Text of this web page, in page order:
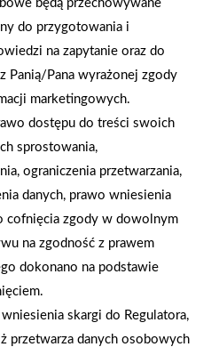
będą przechowywane
do przygotowania i
na zapytanie oraz do
Panią/Pana wyrażonej zgody
marketingowych.
dostępu do treści swoich
sprostowania,
ograniczenia przetwarzania,
danych, prawo wniesienia
cofnięcia zgody w dowolnym
na zgodność z prawem
dokonano na podstawie
skargi do Regulatora,
przetwarza danych osobowych